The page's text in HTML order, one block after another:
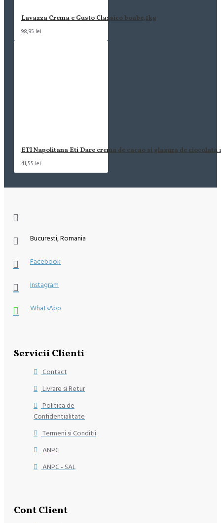
Lavazza Crema e Gusto Classico boabe,1kg
98,95 lei
ETI Napolitana Eti Dare crema de cacao si glazura de ciocolata
41,55 lei
Bucuresti, Romania
Facebook
Instagram
WhatsApp
Servicii Clienti
Contact
Livrare si Retur
Politica de
Confidentialitate
Termeni si Conditii
ANPC
ANPC - SAL
Cont Client